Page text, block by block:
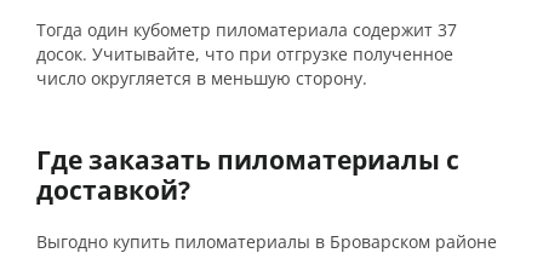
Тогда один кубометр пиломатериала содержит 37
досок. Учитывайте, что при отгрузке полученное
число округляется в меньшую сторону.
Где заказать пиломатериалы с
доставкой?
Выгодно купить пиломатериалы в Броварском районе